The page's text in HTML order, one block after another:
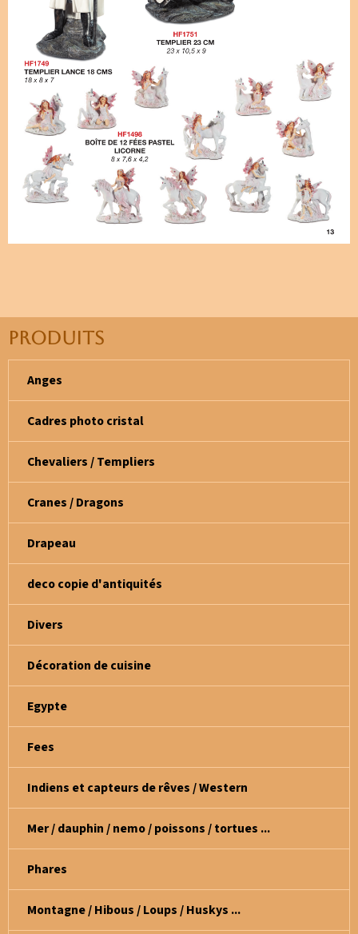
PRODUITS
Anges
Cadres photo cristal
Chevaliers / Templiers
Cranes / Dragons
Drapeau
deco copie d'antiquités
Divers
Décoration de cuisine
Egypte
Fees
Indiens et capteurs de rêves / Western
Mer / dauphin / nemo / poissons / tortues ...
Phares
Montagne / Hibous / Loups / Huskys ...